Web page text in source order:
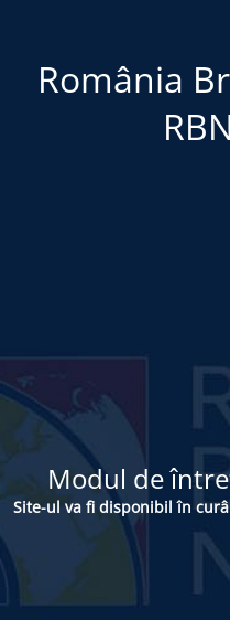
România
Modul de
Site-ul va fi disponibil în